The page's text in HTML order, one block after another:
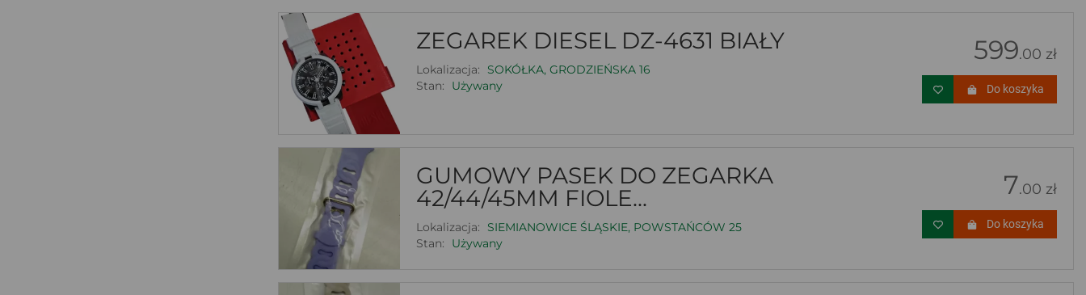
ZEGAREK DIESEL DZ-4631 BIAŁY
Lokalizacja:
SOKÓŁKA, GRODZIEŃSKA 16
Stan:
Używany
599.00 zł
Do koszyka
GUMOWY PASEK DO ZEGARKA
42/44/45MM FIOLE...
Lokalizacja:
SIEMIANOWICE ŚLĄSKIE, POWSTAŃCÓW 25
Stan:
Używany
7.00 zł
Do koszyka